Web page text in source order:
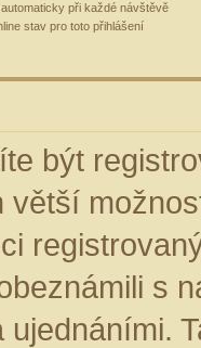
automaticky při každé návštěvě
stav pro toto přihlášení
být
větší
s